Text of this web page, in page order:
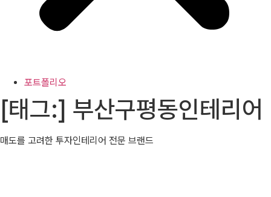
포트폴리오
[태그:] 부산구평동인테리어
매도를 고려한 투자인테리어 전문 브랜드